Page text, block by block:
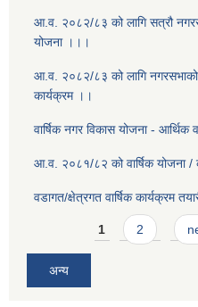
आ.व. २०८२/८३ को लागि सत्रौ
योजना ।।।
आ.व. २०८२/८३ को लागि नगरसभाको
कार्यक्रम ।।
वार्षिक नगर विकास योजना - आर्थिक
आ.व. २०८१/८२ को वार्षिक योजना
वडागत/क्षेत्रगत वार्षिक कार्यक्रम
Pages1 2
अन्य